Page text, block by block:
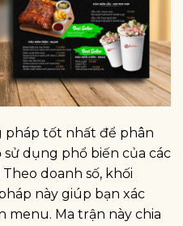
pháp tốt nhất để phân
dụng phổ biến của các
doanh số, khối
này giúp bạn xác
menu. Ma trận này chia